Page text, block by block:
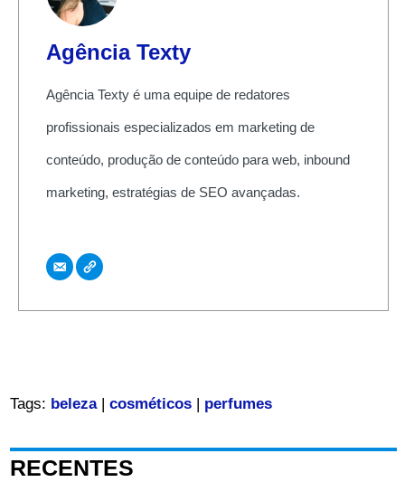
Agência Texty
Agência Texty é uma equipe de redatores
profissionais especializados em marketing de
conteúdo, produção de conteúdo para web, inbound
marketing, estratégias de SEO avançadas.
Tags: beleza| cosméticos| perfumes
RECENTES